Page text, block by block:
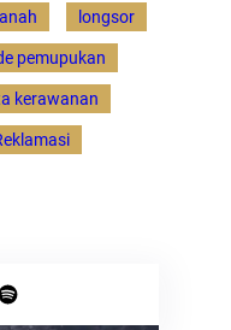
longsor
pemupukan
kerawanan